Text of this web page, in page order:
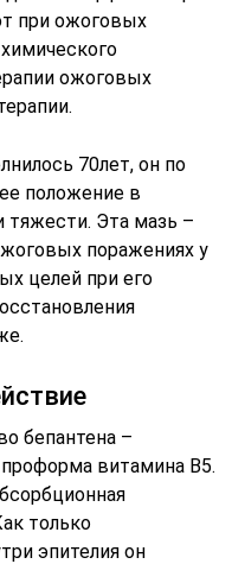
при ожоговых
ожоговых
70лет, он по
положение в
тяжести. Эта мазь –
поражениях у
целей при его
бепантена –
витамина В5.
только
эпителия он